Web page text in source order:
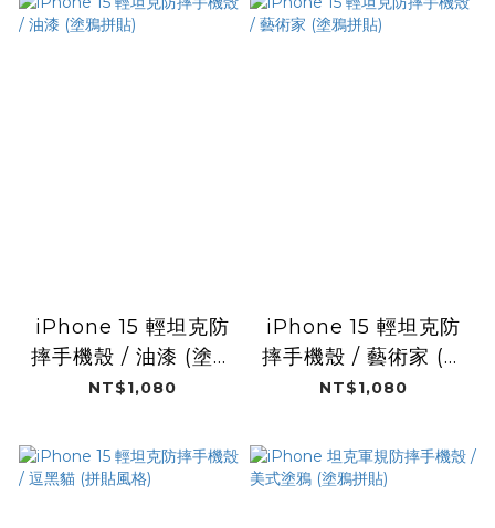
iPhone 15 輕坦克防
摔手機殼 / 油漆 (塗鴉
拼貼)
NT$1,080
iPhone 15 輕坦克防
摔手機殼 / 藝術家 (塗
鴉拼貼)
NT$1,080